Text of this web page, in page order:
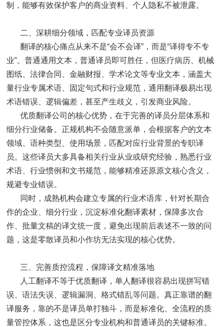
制，能够有效保护客户的商业资料、个人隐私不被泄露。
二、深耕细分领域，匹配专业译员资源
翻译的核心痛点从来不是“会不会译”，而是“译得专不专
业”。普通通用文本，普通译员即可胜任，但医疗病历、机械
图纸、法律合同、金融财报、学术论文等专业文本，涵盖大
量行业专属术语、固定句式和行业规范，通用翻译极易出现
术语错误、逻辑偏差，甚至产生歧义，引发商业风险。
优质翻译公司的核心优势，在于完善的译员分层体系和
细分行业储备。正规机构不会随意派单，会根据客户的文本
领域、语种类型、使用场景，匹配对应行业背景的专职译
员。这些译员大多具备相关行业从业或研究经验，熟悉行业
术语、行业惯例和文书规范，能够精准还原原文核心含义，
规避专业错误。
同时，成熟机构会建立专属的行业术语库，针对长期合
作的企业、细分行业，沉淀标准化翻译素材，保障多次合
作、批量文稿的译文统一度，避免出现前后表述不一致的问
题，这是零散译员和小作坊无法实现的核心优势。
三、完善质控流程，保障译文精准落地
人工翻译不等于优质翻译，单人翻译很容易出现拼写错
误、语法失误、逻辑漏洞、格式错乱等问题。真正靠谱的翻
译服务，靠的不是译员单打独斗，而是标准化、全流程的质
量管控体系，这也是区分专业机构和普通译员的关键标准。